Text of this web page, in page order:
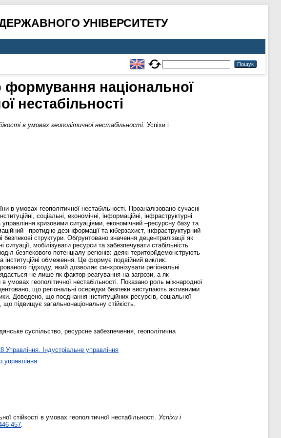
УНІВЕРСИТЕТУ
формування національної
нестабільності
в умовах геополітичної нестабільності. Успіхи і
в умовах геополітичної нестабіль­ності. Проаналізовано сучасні
соціальні, економічні, інформаційні, інфраструктурні
кризовими ситуаціями, економічний –ресурсну базу та
–протидію дезінформації та кіберзахист, інфраструктурний
структури. Обґрунтовано значення децентралізації як
мобілізувати ресурси та забезпечувати стабільність
безпекового потенціалу регіонів: деякі територіїдемонструють
інституційні обмеження. Це формує подвійний виклик:
підходу, який дозволяє синхронізувати регіональні
не лише як фактор реагування на загрози, а як
геополітичної нестабільності. Показано роль міжнародної
що регіональні осередки безпеки виступають активними
Доведено, що поєднання інституційних ресурсів, соціальної
підвищує загальнонаціональну стійкість.
суспільство, ресурсне забезпечення, геополітична
Управління. Індустріальне управління
управління
стійкості в умовах геополітичної нестабільності. Успіхи і
457